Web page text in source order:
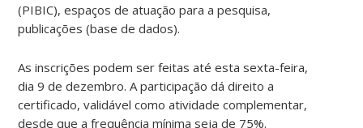
(PIBIC), espaços de atuação para a pesquisa,
publicações (base de dados).
As inscrições podem ser feitas até esta sexta-feira,
dia 9 de dezembro. A participação dá direito a
certificado, validável como atividade complementar,
desde que a frequência mínima seja de 75%.